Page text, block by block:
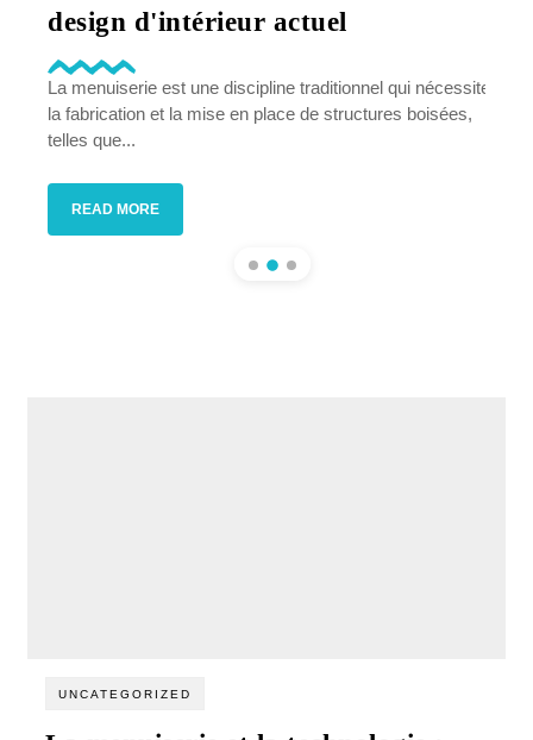
la
design d'intérieur actuel
La menuiserie est une discipline traditionnel qui nécessite
la fabrication et la mise en place de structures boisées,
telles que...
READ MORE
UNCATEGORIZED